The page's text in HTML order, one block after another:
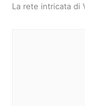
La rete intricata di